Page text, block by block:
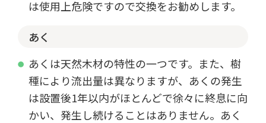
は使用上危険ですので交換をお勧めします。
あく
あくは天然木材の特性の一つです。また、樹
種により流出量は異なりますが、あくの発生
は設置後1年以内がほとんどで徐々に終息に向
かい、発生し続けることはありません。あく